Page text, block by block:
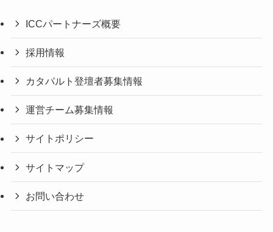
ICCパートナーズ概要
採用情報
カタパルト登壇者募集情報
運営チーム募集情報
サイトポリシー
サイトマップ
お問い合わせ